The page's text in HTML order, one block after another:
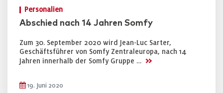
Personalien
Abschied nach 14 Jahren Somfy
Zum 30. September 2020 wird Jean-Luc Sarter,
Geschäftsführer von Somfy Zentraleuropa, nach 14
Jahren innerhalb der Somfy Gruppe … >>
19. Juni 2020